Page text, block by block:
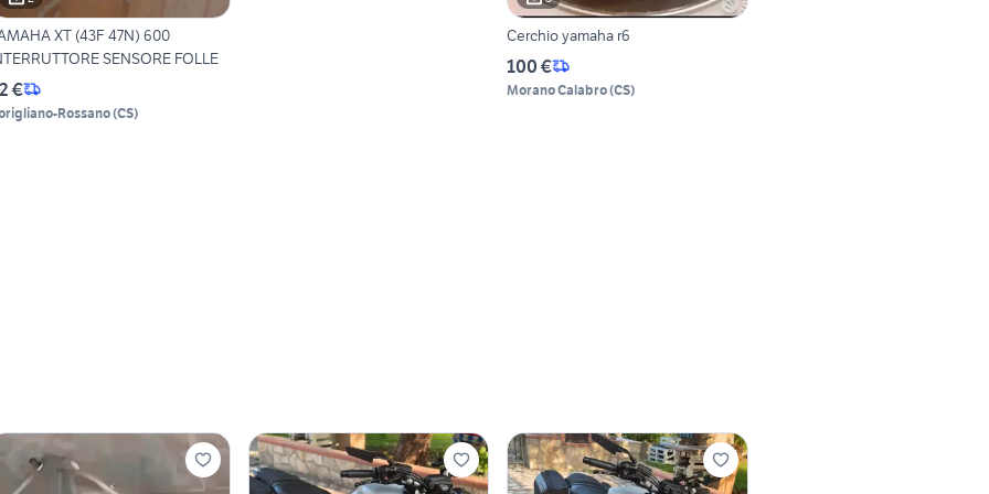
XT (43F 47N) 600
SENSORE FOLLE
€
Rossano(CS)
Cerchio yamaha r6
100 €
Morano Calabro(CS)